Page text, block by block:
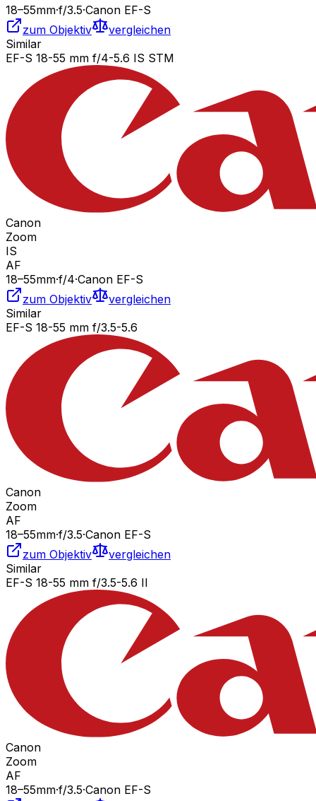
18–55mm·f/3.5·Canon EF-S
zum Objektiv
vergleichen
Similar
EF-S 18-55 mm f/4-5.6 IS STM
Canon
Zoom
IS
AF
18–55mm·f/4·Canon EF-S
zum Objektiv
vergleichen
Similar
EF-S 18-55 mm f/3.5-5.6
Canon
Zoom
AF
18–55mm·f/3.5·Canon EF-S
zum Objektiv
vergleichen
Similar
EF-S 18-55 mm f/3.5-5.6 II
Canon
Zoom
AF
18–55mm·f/3.5·Canon EF-S